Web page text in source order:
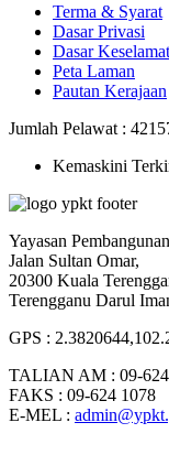
Terma & Syarat
Dasar Privasi
Dasar
Peta Laman
Pautan Kerajaan
Jumlah Pelawat :
Kemaskini
Yayasan
Jalan Sultan Omar,
20300 Kuala
Terengganu Darul
GPS :
TALIAN AM : 09-624
FAKS : 09-624 1078
E-MEL :